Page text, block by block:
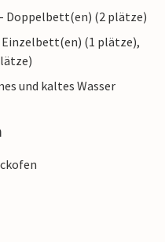
Doppelbett(en) (2 plätze)
(1 plätze),
und kaltes Wasser